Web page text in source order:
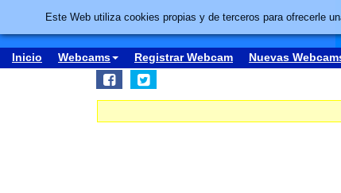
Inicio Webcams Registrar Webcam Nuevas
Este Web utiliza cookies propias y de terceros para ofrecerle